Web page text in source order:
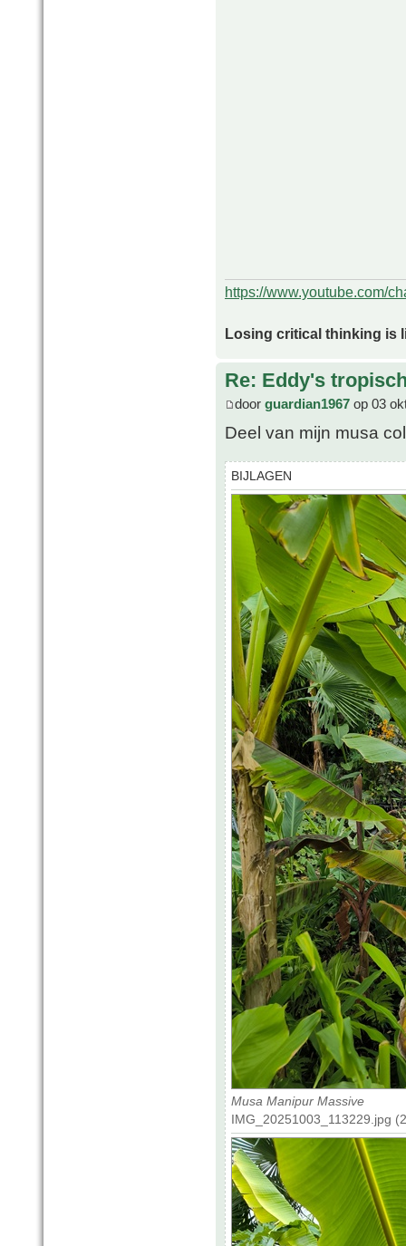
https://www.youtube.com/
Losing critical thinking is
Re: Eddy's
door guardian1967 op 03
Deel van mijn musa
BIJLAGEN
Musa Manipur Massive
IMG_20251003_113229.jpg